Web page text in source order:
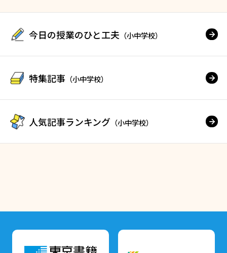
今日の授業のひと工夫 （小中学校）
特集記事 （小中学校）
人気記事ランキング （小中学校）